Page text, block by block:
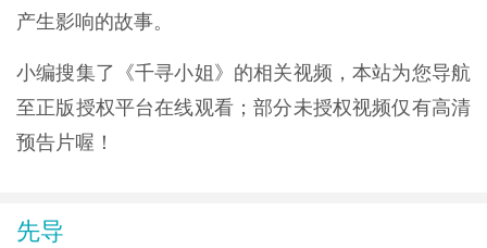
产生影响的故事。
小编搜集了《千寻小姐》的相关视频，本站为您导航
至正版授权平台在线观看；部分未授权视频仅有高清
预告片喔！
先导